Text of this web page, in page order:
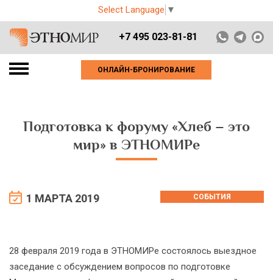
Select Language ▼
+7 495 023-81-81
ОНЛАЙН-БРОНИРОВАНИЕ
Подготовка к форуму «Хлеб – это
мир» в ЭТНОМИРе
1 МАРТА 2019 СОБЫТИЯ
28 февраля 2019 года в ЭТНОМИРе состоялось выездное
заседание с обсуждением вопросов по подготовке